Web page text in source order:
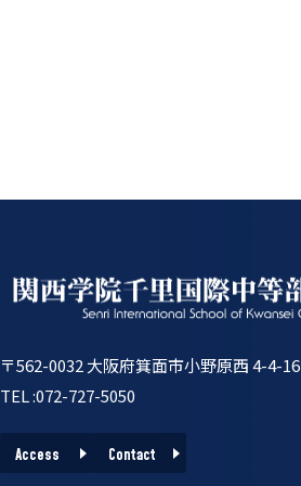
〒562-0032 大阪府箕面市小野原西 4-4-16
TEL :072-727-5050
Access Contact